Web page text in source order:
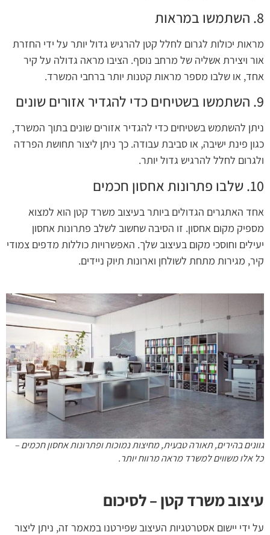
8. השתמשו במראות
מראות יכולות לגרום לחלל קטן להרגיש גדול יותר על ידי החזרת
אור ויצירת אשליה של מרחב נוסף. הציבו מראה גדולה על קיר
אחד, או שלבו מספר מראות קטנות יותר ברחבי המשרד.
9. השתמשו בשטיחים כדי להגדיר אזורים שונים
ניתן להשתמש בשטיחים כדי להגדיר אזורים שונים בתוך המשרד,
כגון פינת ישיבה, או סביבת עבודה. כך ניתן ליצור תחושת הפרדה
ולגרום לחלל להרגיש גדול יותר.
10. שלבו פתרונות אחסון חכמים
אחד האתגרים הגדולים ביותר בעיצוב משרד קטן הוא למצוא
מספיק מקום אחסון. זו הסיבה שחשוב לשלב פתרונות אחסון
יעילים וחוסכי מקום בעיצוב שלך. האפשרויות כוללות מדפים צמודי
קיר, מגירות מתחת לשולחן וארונות תיוק ניידים.
גוונים בהירים, תאורה טבעית, מחיצות נמוכות ופתרונות אחסון חכמים –
כל אלו משווים למשרד מראה מרווח יותר.
עיצוב משרד קטן – לסיכום
על ידי יישום אסטרטגיות העיצוב שפירטנו במאמר זה, ניתן ליצור